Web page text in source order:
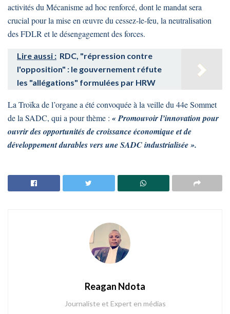
activités du Mécanisme ad hoc renforcé, dont le mandat sera
crucial pour la mise en œuvre du cessez-le-feu, la neutralisation
des FDLR et le désengagement des forces.
Lire aussi : RDC, "répression contre
l'opposition" : le gouvernement réfute
les "allégations" formulées par HRW
La Troïka de l’organe a été convoquée à la veille du 44e Sommet
de la SADC, qui a pour thème : « Promouvoir l’innovation pour
ouvrir des opportunités de croissance économique et de
développement durables vers une SADC industrialisée ».
Reagan Ndota
Journaliste et Expert en médias